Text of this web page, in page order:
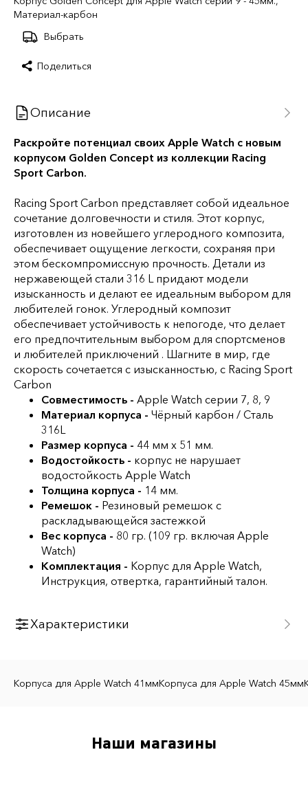
Материал-карбон
Выбрать
Поделиться
Описание
Раскройте потенциал своих Apple Watch c новым
корпусом Golden Concept из коллекции Racing
Sport Carbon.
Racing Sport Carbon представляет собой идеальное
сочетание долговечности и стиля. Этот корпус,
изготовлен из новейшего углеродного композита,
обеспечивает ощущение легкости, сохраняя при
этом бескомпромиссную прочность. Детали из
нержавеющей стали 316 L придают модели
изысканность и делают ее идеальным выбором для
любителей гонок. Углеродный композит
обеспечивает устойчивость к непогоде, что делает
его предпочтительным выбором для спортсменов
и любителей приключений . Шагните в мир, где
скорость сочетается с изысканностью, с Racing Sport
Carbon
Совместимость - Apple Watch серии 7, 8, 9
Материал корпуса - Чёрный карбон / Сталь
316L
Размер корпуса - 44 мм х 51 мм.
Водостойкость - корпус не нарушает
водостойкость Apple Watch
Толщина корпуса - 14 мм.
Ремешок - Резиновый ремешок с
раскладывающейся застежкой
Вес корпуса - 80 гр. (109 гр. включая Apple
Watch)
Комплектация - Корпус для Apple Watch,
Инструкция, отвертка, гарантийный талон.
Характеристики
Материал корпуса
Корпуса для Apple Watch 41ммКорпуса для Apple Watch 45мм
Наши магазины